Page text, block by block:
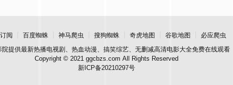
阅 百度蜘蛛 神马爬虫 搜狗蜘蛛 奇虎地图 谷歌地图
必应爬虫
院提供最新热播电视剧、热血动漫、搞笑综艺、无删减高清电影大全免费在线观看
Copyright © 2021 ggcbzs.com All Rights Reserved
新ICP备20210297号